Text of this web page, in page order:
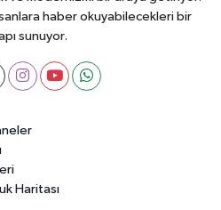
haber okuyabilecekleri bir
sunuyor.
Haritası